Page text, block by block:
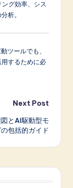
グ効率、シス
析。
ツールでも、
するために必
Next Post
とAI駆動型モ
包括的ガイド